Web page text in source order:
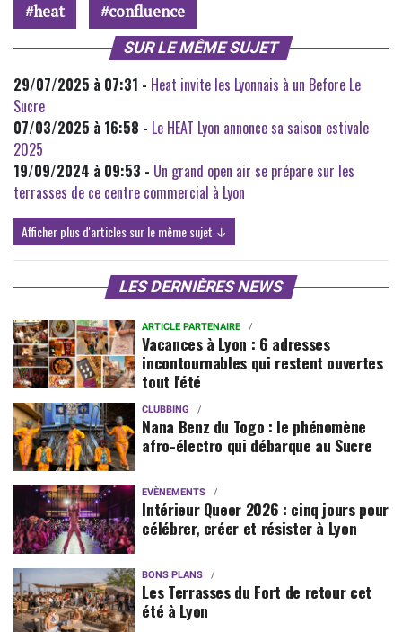
heat confluence
SUR LE MÊME SUJET
29/07/2025 à 07:31 - Heat invite les Lyonnais à un Before Le
Sucre
07/03/2025 à 16:58 - Le HEAT Lyon annonce sa saison estivale
2025
19/09/2024 à 09:53 - Un grand open air se prépare sur les
terrasses de ce centre commercial à Lyon
Afficher plus d'articles sur le même sujet ↓
LES DERNIÈRES NEWS
ARTICLE PARTENAIRE
Vacances à Lyon : 6 adresses
incontournables qui restent ouvertes
tout l'été
CLUBBING
Nana Benz du Togo : le phénomène
afro-électro qui débarque au Sucre
EVÈNEMENTS
Intérieur Queer 2026 : cinq jours pour
célébrer, créer et résister à Lyon
BONS PLANS
Les Terrasses du Fort de retour cet
été à Lyon